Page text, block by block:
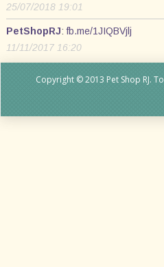
25/07/2018 19:01
PetShopRJ:fb.me/1JIQBVjlj
11/11/2017 16:20
Copyright © 2013 Pet Shop RJ.